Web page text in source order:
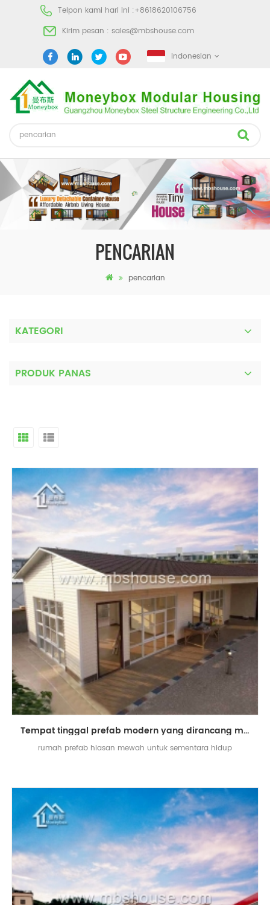
Telpon kami hari ini :+8618620106756
Kirim pesan : sales@mbshouse.com
Indonesian
PENCARIAN
pencarian
KATEGORI
PRODUK PANAS
Tempat tinggal prefab modern yang dirancang modis untuk tinggal
rumah prefab hiasan mewah untuk sementara hidup